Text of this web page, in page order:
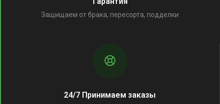
Защищаем от брака, пересорта, подделки
24/7 Принимаем заказы